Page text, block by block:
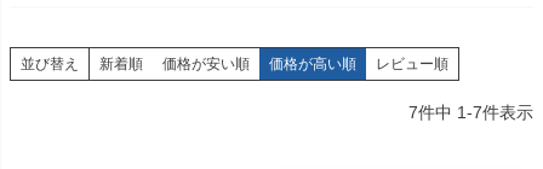
並び替え 新着順 価格が安い順 価格が高い順 レビュー順
7件中 1-7件表示